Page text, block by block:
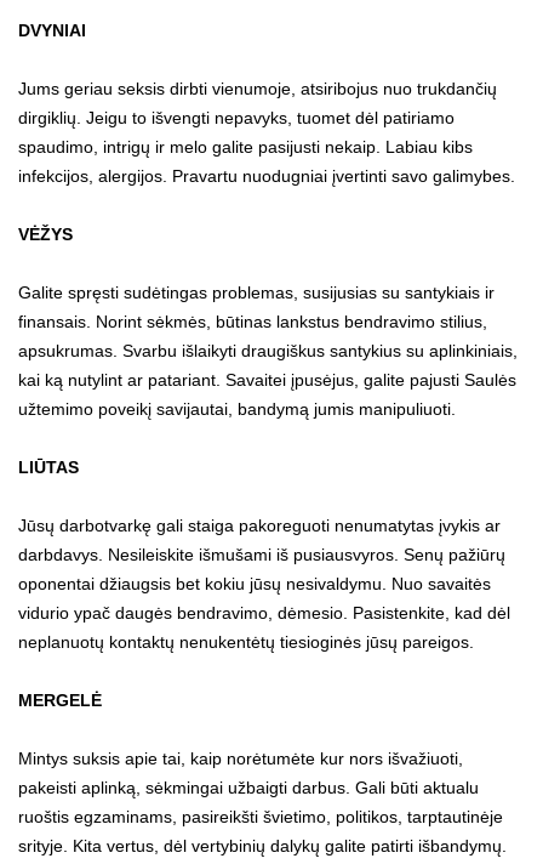
DVYNIAI
Jums geriau seksis dirbti vienumoje, atsiribojus nuo trukdančių
dirgiklių. Jeigu to išvengti nepavyks, tuomet dėl patiriamo
spaudimo, intrigų ir melo galite pasijusti nekaip. Labiau kibs
infekcijos, alergijos. Pravartu nuodugniai įvertinti savo galimybes.
VĖŽYS
Galite spręsti sudėtingas problemas, susijusias su santykiais ir
finansais. Norint sėkmės, būtinas lankstus bendravimo stilius,
apsukrumas. Svarbu išlaikyti draugiškus santykius su aplinkiniais,
kai ką nutylint ar patariant. Savaitei įpusėjus, galite pajusti Saulės
užtemimo poveikį savijautai, bandymą jumis manipuliuoti.
LIŪTAS
Jūsų darbotvarkę gali staiga pakoreguoti nenumatytas įvykis ar
darbdavys. Nesileiskite išmušami iš pusiausvyros. Senų pažiūrų
oponentai džiaugsis bet kokiu jūsų nesivaldymu. Nuo savaitės
vidurio ypač daugės bendravimo, dėmesio. Pasistenkite, kad dėl
neplanuotų kontaktų nenukentėtų tiesioginės jūsų pareigos.
MERGELĖ
Mintys suksis apie tai, kaip norėtumėte kur nors išvažiuoti,
pakeisti aplinką, sėkmingai užbaigti darbus. Gali būti aktualu
ruoštis egzaminams, pasireikšti švietimo, politikos, tarptautinėje
srityje. Kita vertus, dėl vertybinių dalykų galite patirti išbandymų.